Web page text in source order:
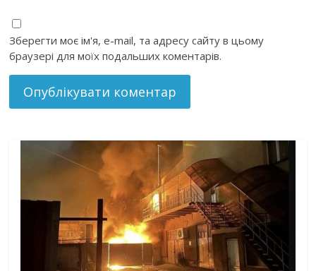
Зберегти моє ім'я, e-mail, та адресу сайту в цьому
браузері для моїх подальших коментарів.